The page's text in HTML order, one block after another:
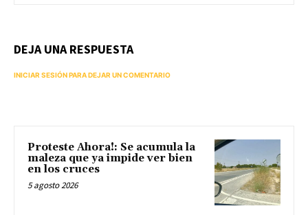
DEJA UNA RESPUESTA
INICIAR SESIÓN PARA DEJAR UN COMENTARIO
Proteste Ahora!: Se acumula la
maleza que ya impide ver bien
en los cruces
5 agosto 2026